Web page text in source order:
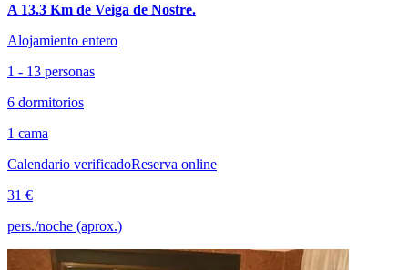
A 13.3 Km de Veiga de Nostre.
Alojamiento entero
1 - 13 personas
6 dormitorios
1 cama
Calendario verificadoReserva online
31 €
pers./noche (aprox.)